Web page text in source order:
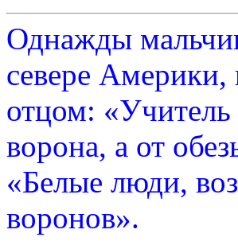
Однажды
севере
отцом:
ворона, а от
«Белые люди,
воронов».